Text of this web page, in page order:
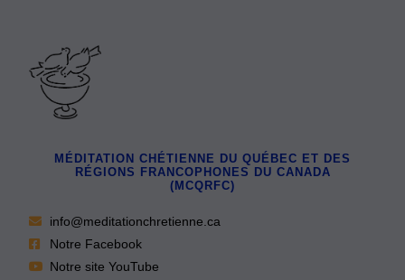
MÉDITATION CHÉTIENNE DU QUÉBEC ET DES
RÉGIONS FRANCOPHONES DU CANADA
(MCQRFC)
info@meditationchretienne.ca
Notre Facebook
Notre site YouTube